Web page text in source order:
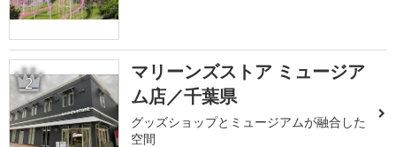
2
マリーンズストア ミュージア
ム店／千葉県
グッズショップとミュージアムが融合した
空間